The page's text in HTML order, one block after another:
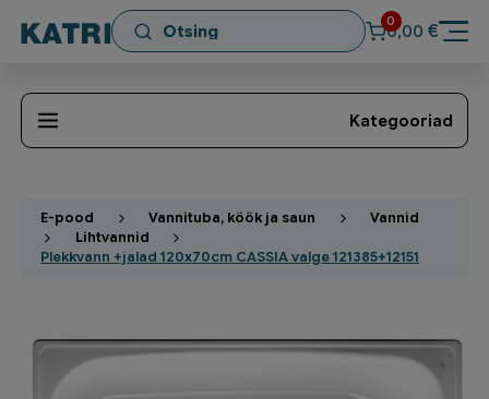
0
0,00 €
Kategooriad
E-pood Vannituba, köök ja saun
Vannid
Lihtvannid
Plekkvann +jalad 120x70cm CASSIA valge 121385+12151